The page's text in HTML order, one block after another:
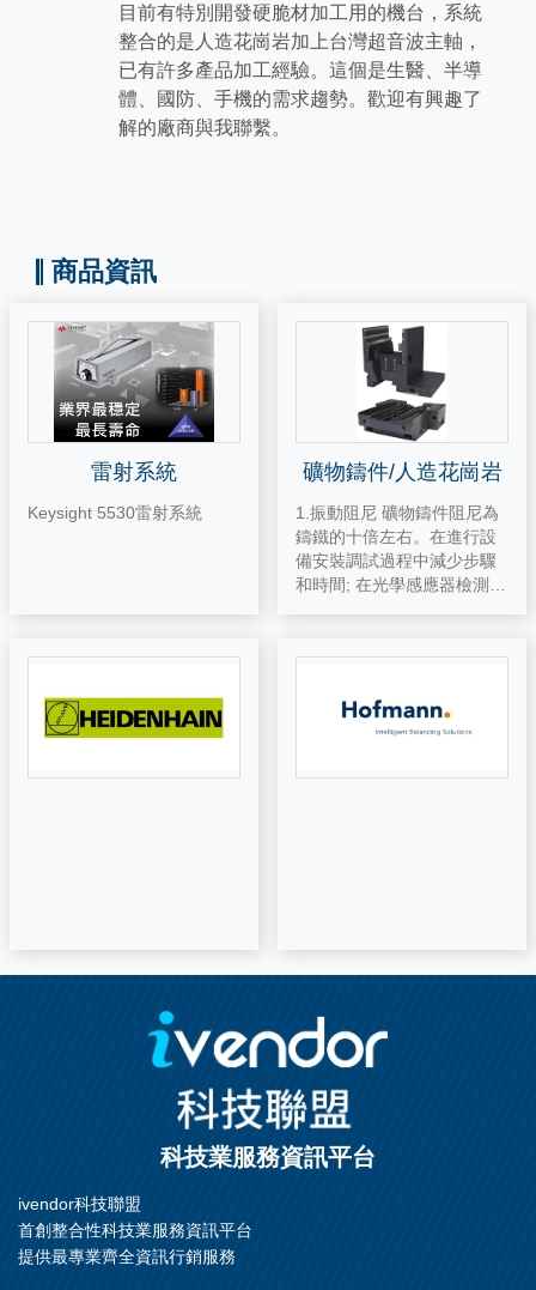
目前有特別開發硬脆材加工用的機台，系統
整合的是人造花崗岩加上台灣超音波主軸，
已有許多產品加工經驗。這個是生醫、半導
體、國防、手機的需求趨勢。歡迎有興趣了
解的廠商與我聯繫。
商品資訊
雷射系統
Keysight 5530雷射系統
礦物鑄件/人造花崗岩
1.振動阻尼 礦物鑄件阻尼為
鑄鐵的十倍左右。在進行設
備安裝調試過程中減少步驟
和時間; 在光學感應器檢測時
覽、掃描、檢測提供極好的
中產生的振動,提高工件的加
工精度及表面粗糙度 2. 設計
與以下產品完美的結合在一
科技業服務資訊平台
ivendor科技聯盟
首創整合性科技業服務資訊平台
提供最專業齊全資訊行銷服務